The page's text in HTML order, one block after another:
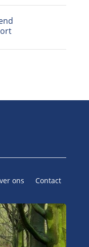
ons Contact